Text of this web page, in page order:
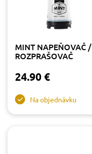
Oxford
VICTORINOX
MINT NAPEŇOVAČ /
ROZPRAŠOVAČ
24.90 €
Na objednávku